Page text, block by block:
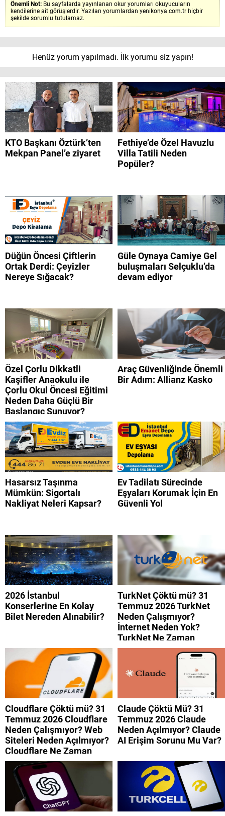
Önemli Not: Bu sayfalarda yayınlanan okur yorumları okuyucuların
kendilerine ait görüşlerdir. Yazılan yorumlardan yenikonya.com.tr hiçbir
şekilde sorumlu tutulamaz.
Henüz yorum yapılmadı. İlk yorumu siz yapın!
KTO Başkanı Öztürk’ten
Mekpan Panel’e ziyaret
Fethiye’de Özel Havuzlu
Villa Tatili Neden
Popüler?
Düğün Öncesi Çiftlerin
Ortak Derdi: Çeyizler
Nereye Sığacak?
Güle Oynaya Camiye Gel
buluşmaları Selçuklu’da
devam ediyor
Özel Çorlu Dikkatli
Kaşifler Anaokulu ile
Çorlu Okul Öncesi Eğitimi
Neden Daha Güçlü Bir
Başlangıç Sunuyor?
Araç Güvenliğinde Önemli
Bir Adım: Allianz Kasko
Hasarsız Taşınma
Mümkün: Sigortalı
Nakliyat Neleri Kapsar?
Ev Tadilatı Sürecinde
Eşyaları Korumak İçin En
Güvenli Yol
2026 İstanbul
Konserlerine En Kolay
Bilet Nereden Alınabilir?
TurkNet Çöktü mü? 31
Temmuz 2026 TurkNet
Neden Çalışmıyor?
İnternet Neden Yok?
TurkNet Ne Zaman
Düzelecek?
Cloudflare Çöktü mü? 31
Temmuz 2026 Cloudflare
Neden Çalışmıyor? Web
Siteleri Neden Açılmıyor?
Cloudflare Ne Zaman
Düzelecek?
Claude Çöktü Mü? 31
Temmuz 2026 Claude
Neden Açılmıyor? Claude
AI Erişim Sorunu Mu Var?